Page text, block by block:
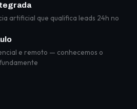
artificial que qualifica leads 24h no
e remoto — conhecemos o